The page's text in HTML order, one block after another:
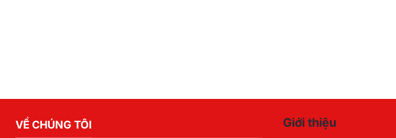
VỀ CHÚNG TÔI Giới thiệu